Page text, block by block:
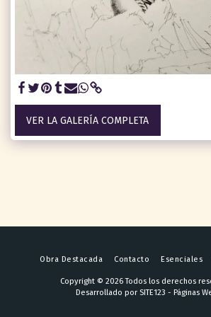
VER LA GALERÍA COMPLETA
Obra Destacada Contacto Esenciales
Copyright © 2026 Todos los derechos
Desarrollado por SITE123 - Páginas